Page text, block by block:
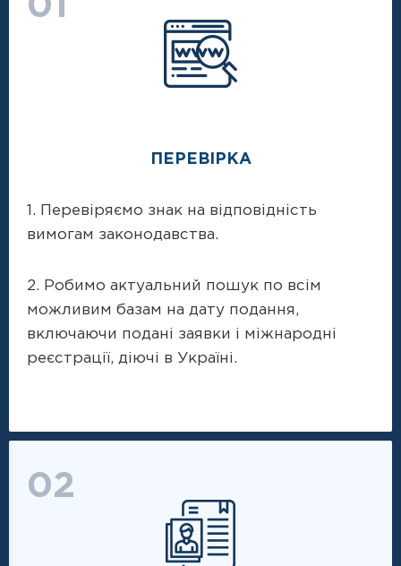
01
ПЕРЕВІРКА
1. Перевіряємо знак на відповідність
вимогам законодавства.
2. Робимо актуальний пошук по всім
можливим базам на дату подання,
включаючи подані заявки і міжнародні
реєстрації, діючі в Україні.
02